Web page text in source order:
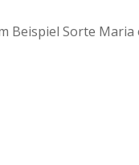
Beispiel Sorte Maria